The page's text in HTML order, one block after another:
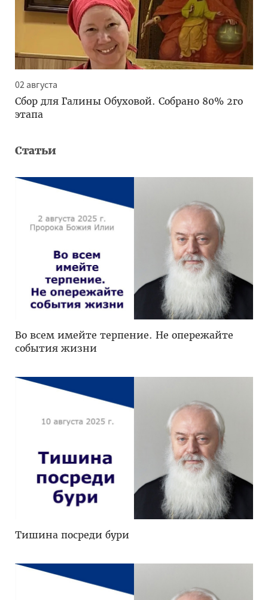
02 августа
Сбор для Галины Обуховой. Собрано 80% 2го
этапа
Статьи
Во всем имейте терпение. Не опережайте
события жизни
Тишина посреди бури